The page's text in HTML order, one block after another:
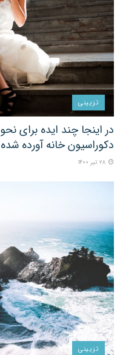
تزیینی
در اینجا چند ایده برای
دکوراسیون خانه آورده
تزیینی